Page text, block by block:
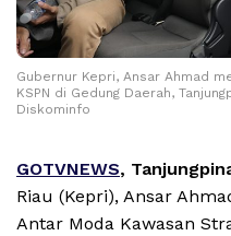
Gubernur Kepri, Ansar Ahmad
KSPN di Gedung Daerah,
Diskominfo
GOTVNEWS,
Riau (Kepri), Ansar
Antar Moda Kawasan